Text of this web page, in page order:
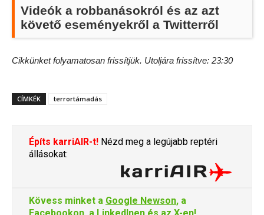
Videók a robbanásokról és az azt
követő eseményekről a Twitterről
Cikkünket folyamatosan frissítjük. Utoljára frissítve: 23:30
CÍMKÉK terrortámadás
Építs karriAIR-t! Nézd meg a legújabb reptéri
állásokat:
Kövess minket a Google Newson, a